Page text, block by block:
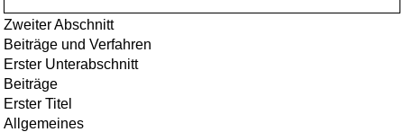
Zweiter Abschnitt
Beiträge und Verfahren
Erster Unterabschnitt
Beiträge
Erster Titel
Allgemeines